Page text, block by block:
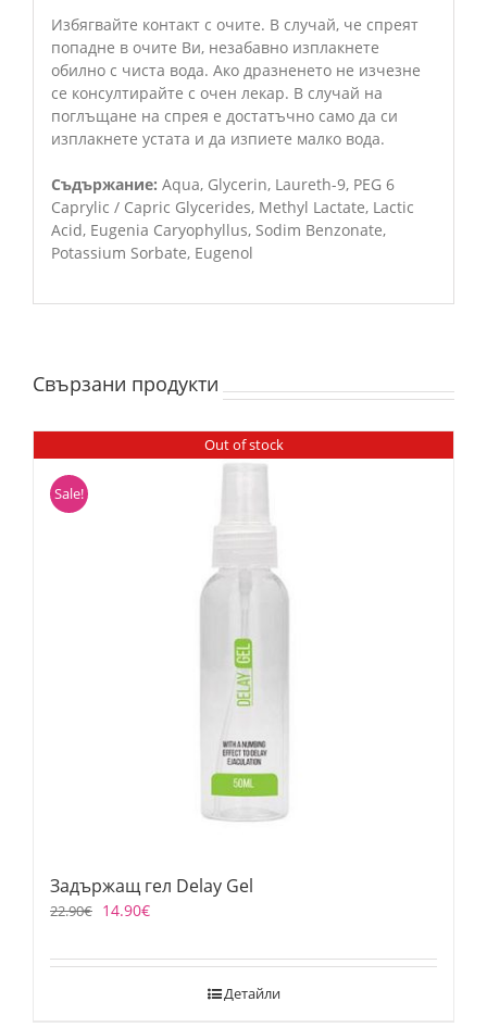
Избягвайте контакт с очите. В случай, че спреят
попадне в очите Ви, незабавно изплакнете
обилно с чиста вода. Ако дразненето не изчезне
се консултирайте с очен лекар. В случай на
поглъщане на спрея е достатъчно само да си
изплакнете устата и да изпиете малко вода.
Съдържание: Aqua, Glycerin, Laureth-9, PEG 6
Caprylic / Capric Glycerides, Methyl Lаctate, Lactic
Acid, Eugenia Caryophyllus, Sodim Benzonate,
Potassium Sorbate, Eugenol
Свързани продукти
Out of stock
Sale!
Задържащ гел Delay Gel
22.90€ 14.90€
Детайли